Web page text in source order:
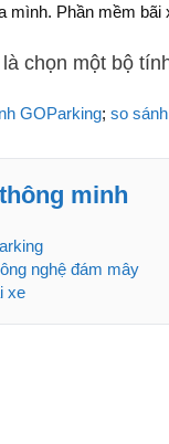
Phần mềm
chọn một bộ
GOParking; so
minh
nghệ đám mây
xe